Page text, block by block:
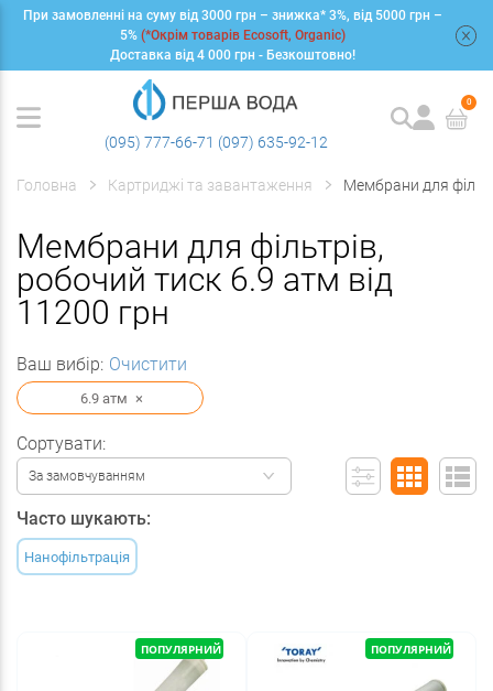
При замовленні на суму від 3000 грн – знижка* 3%, від 5000 грн –
5% (*Окрім товарів Ecosoft, Organic)
Доставка від 4 000 грн - Безкоштовно!
(095) 777-66-71 (097) 635-92-12
0
Головна Картриджі та завантаження Мембрани для
Мембрани для фільтрів,
робочий тиск 6.9 атм від
11200 грн
Ваш вибір: Очистити
6.9 атм ×
Сортувати:
За замовчуванням
Часто шукають:
Нанофільтрація
ПОПУЛЯРНИЙ ПОПУЛЯРНИЙ